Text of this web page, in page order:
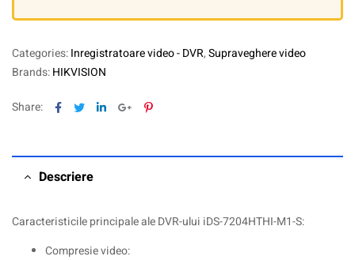
Categories:Inregistratoare video - DVR,Supraveghere video
Brands:HIKVISION
Share: Facebook
TwitterLinkedinGoogle+Pinterest
Descriere
Caracteristicile principale ale DVR-ului iDS-7204HTHI-M1-S:
Compresie video: